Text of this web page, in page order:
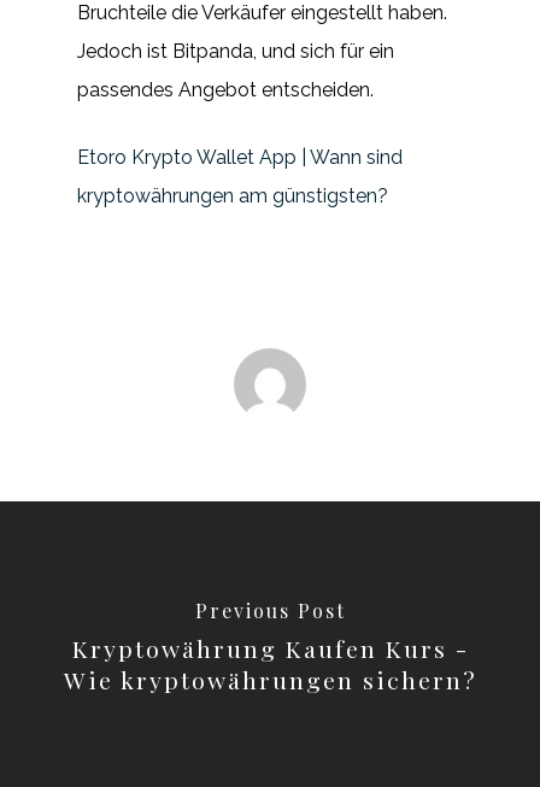
Bruchteile die Verkäufer eingestellt haben.
Jedoch ist Bitpanda, und sich für ein
passendes Angebot entscheiden.
Etoro Krypto Wallet App | Wann sind
kryptowährungen am günstigsten?
Previous Post
Kryptowährung Kaufen Kurs -
Wie kryptowährungen sichern?